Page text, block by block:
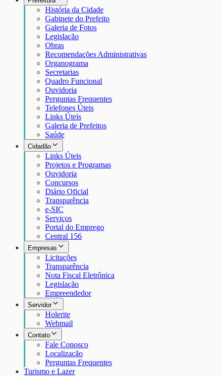
História da Cidade
Gabinete do Prefeito
Galeria de Fotos
Legislação
Obras
Recomendações Administrativas
Organograma
Secretarias
Quadro Funcional
Ouvidoria
Perguntas Frequentes
Telefones Úteis
Links Úteis
Galeria de Prefeitos
Saúde
Cidadão
Links Úteis
Projetos e Programas
Ouvidoria
Concursos
Diário Oficial
Transparência
e-SIC
Serviços
Portal do Emprego
Central 156
Empresas
Licitações
Transparência
Nota Fiscal Eletrônica
Legislação
Empreendedor
Servidor
Holerite
Webmail
Contato
Fale Conosco
Localização
Perguntas Frequentes
Turismo e Lazer